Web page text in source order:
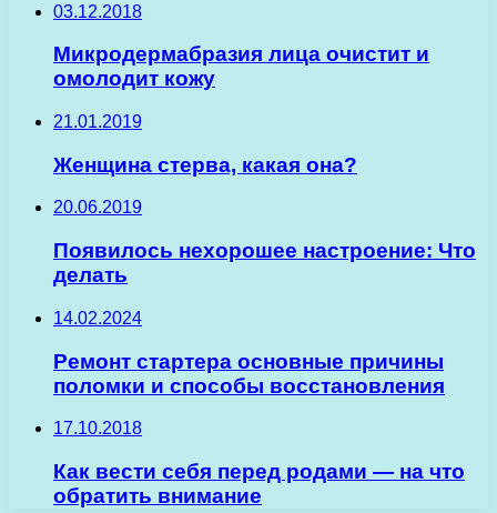
03.12.2018
Микродермабразия лица очистит и
омолодит кожу
21.01.2019
Женщина стерва, какая она?
20.06.2019
Появилось нехорошее настроение: Что
делать
14.02.2024
Ремонт стартера основные причины
поломки и способы восстановления
17.10.2018
Как вести себя перед родами — на что
обратить внимание